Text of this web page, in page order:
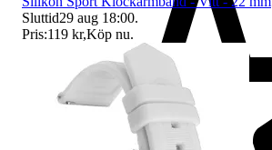
Sluttid29 aug 18:00.
Pris:119 kr,Köp nu.